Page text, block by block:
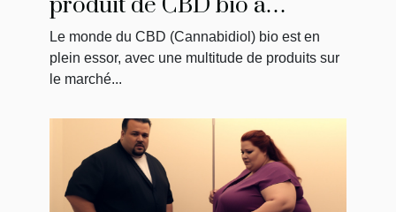
produit de CBD bio à
acheter
Le monde du CBD (Cannabidiol) bio est en
plein essor, avec une multitude de produits sur
le marché...